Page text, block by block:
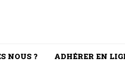
NOUS ? ADHÉRER EN